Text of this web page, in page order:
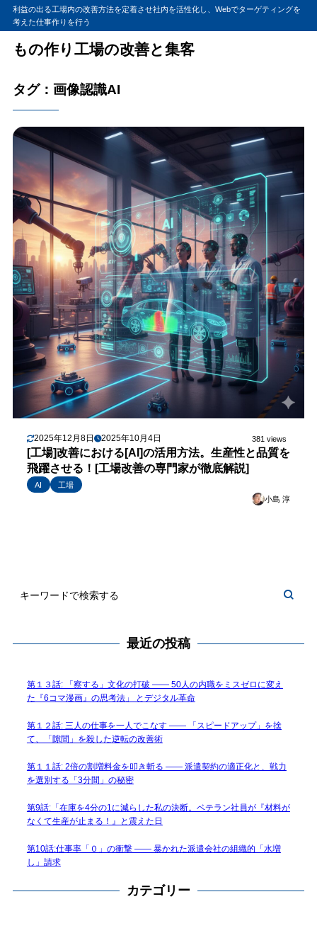
利益の出る工場内の改善方法を定着させ社内を活性化し、Webでターゲティングを
考えた仕事作りを行う
もの作り工場の改善と集客
タグ：画像認識AI
2025年12月8日 2025年10月4日 381 views
[工場]改善における[AI]の活用方法。生産性と品質を
飛躍させる！[工場改善の専門家が徹底解説]
AI
工場
小島 淳
最近の投稿
第１３話: 「察する」文化の打破 —— 50人の内職をミスゼロに変え
た『6コマ漫画』の思考法」 とデジタル革命
第１２話: 三人の仕事を一人でこなす —— 「スピードアップ」を捨
て、「隙間」を殺した逆転の改善術
第１１話: 2倍の割増料金を叩き斬る —— 派遣契約の適正化と、戦力
を選別する「3分間」の秘密
第9話:「在庫を4分の1に減らした私の決断。ベテラン社員が『材料が
なくて生産が止まる！』と震えた日
第10話:仕事率「０」の衝撃 —— 暴かれた派遣会社の組織的「水増
し」請求
カテゴリー